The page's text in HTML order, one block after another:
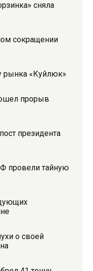
сняла
сокращении
рынка «Куйлюк»
прорыв
президента
провели тайную
о своей